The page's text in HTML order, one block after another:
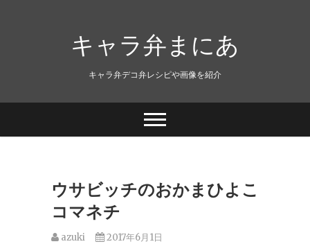
キャラ弁まにあ
キャラ弁デコ弁レシピや画像を紹介
ウサビッチのおかまひよこ
コマネチ
azuki 2017年6月1日